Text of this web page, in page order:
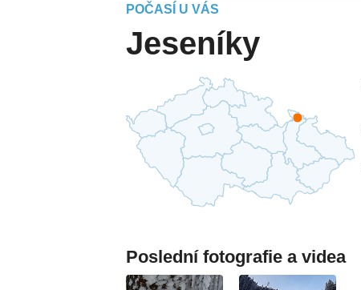
POČASÍ U VÁS
Jeseníky
Poslední fotografie a videa